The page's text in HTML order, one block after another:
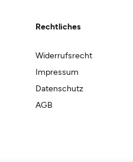
Rechtliches
Widerrufsrecht
Impressum
Datenschutz
AGB